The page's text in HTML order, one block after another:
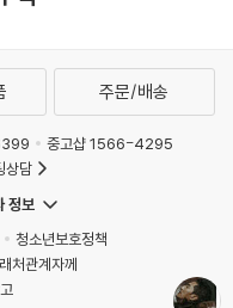
주문/배송
중고샵 1566-4295
담
정보
청소년보호정책
처관계자께